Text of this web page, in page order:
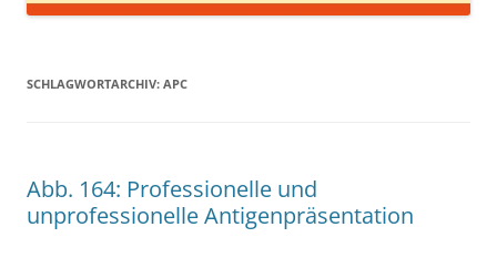
SCHLAGWORTARCHIV: APC
Abb. 164: Professionelle und
unprofessionelle Antigenpräsentation